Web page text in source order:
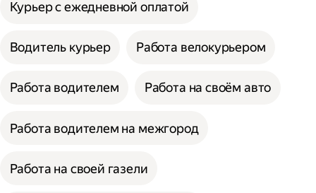
Курьер с ежедневной оплатой
Водитель курьер Работа велокурьером
Работа водителем Работа на своём авто
Работа водителем на межгород
Работа на своей газели